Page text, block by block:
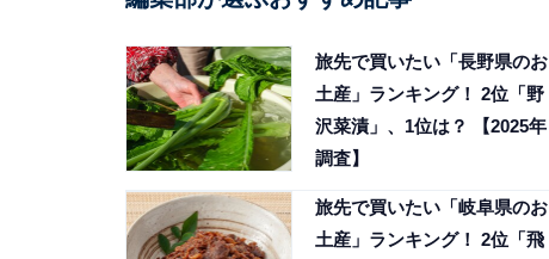
旅先で買いたい「長野県のお
土産」ランキング！ 2位「野
沢菜漬」、1位は？ 【2025年
調査】
旅先で買いたい「岐阜県のお
土産」ランキング！ 2位「飛